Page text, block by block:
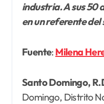
industria. A sus 50
en un referente
Fuente: Milena
Santo Domingo,
Domingo, Distrito